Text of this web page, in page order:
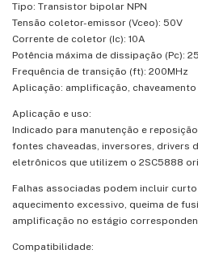
Tipo: Transistor bipolar NPN
Tensão coletor-emissor (Vceo): 50V
Corrente de coletor (Ic): 10A
Potência máxima de dissipação (Pc):
Frequência de transição (ft): 200MHz
Aplicação: amplificação, chaveamento
Aplicação e uso:
Indicado para manutenção e
fontes chaveadas, inversores, drivers
eletrônicos que utilizem o 2SC5888
Falhas associadas podem incluir
aquecimento excessivo, queima de
amplificação no estágio
Compatibilidade: